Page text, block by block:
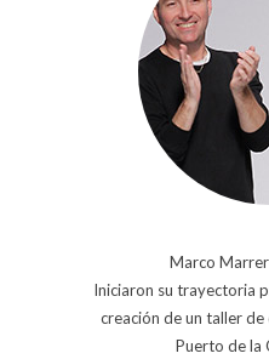
Marco
Iniciaron su trayectoria
creación de un taller de
Puerto de la